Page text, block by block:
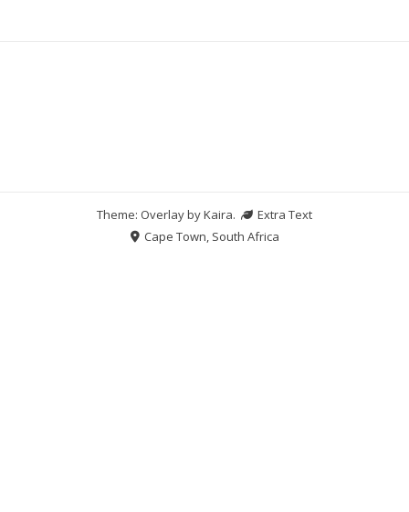
Theme: Overlay byKaira.
Extra Text
Cape Town, South Africa